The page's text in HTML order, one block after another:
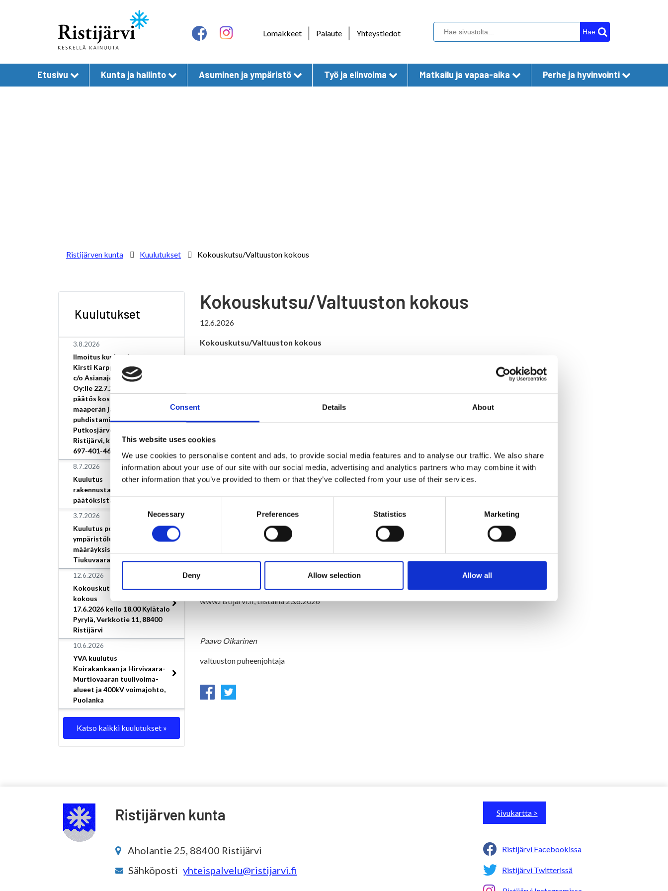
Consent Details About
This website uses cookies
We use cookies to personalise content and ads, to provide social media features and to analyse our traffic. We also share
information about your use of our site with our social media, advertising and analytics partners who may combine it with
other information that you’ve provided to them or that they’ve collected from your use of their services.
Consent
Necessary Preferences Statistics Marketing
Deny Allow selection Allow all
Lomakkeet | Palaute | Yhteystiedot Hae
Etusivu Kunta ja hallinto Asuminen ja ympäristö Työ ja elinvoima Matkailu ja vapaa-aika Perhe ja hyvinvointi
Ristijärven kunta Kuulutukset Kokouskutsu/Valtuuston kokous
Kuulutukset
3.8.2026
Ilmoitus kuulutuksesta
Kirsti Karppisen kuolinpesä
c/o Asianajotoimisto Amos
Oy:lle 22.7.2026 annettu
päätös koskee pilaantuneen
maaperän ja pohjaveden
puhdistamista osoitteessa
Putkosjärventie 28,
Ristijärvi, kiinteistötunnus
697-401-46-9.
8.7.2026
Kuulutus
rakennustarkastajan
päätöksistä
3.7.2026
Kuulutus poikkeamisesta
ympäristöluvan
määräyksistä, Loimaan Kivi
Tiukuvaara
12.6.2026
Kokouskutsu/Valtuuston
kokous
17.6.2026 kello 18.00 Kylätalo
Pyrylä, Verkkotie 11, 88400
Ristijärvi
10.6.2026
YVA kuulutus
Koirakankaan ja Hirvivaara-
Murtiovaaran tuulivoima-
alueet ja 400kV voimajohto,
Puolanka
Katso kaikki kuulutukset »
Kokouskutsu/Valtuuston kokous
12.6.2026
Kokouskutsu/Valtuuston kokous
1 Kokouksen laillisuus ja päätösvaltaisuus
2 Pöytäkirjantarkastajien valinta
3 Valtuustoaloite:hyvinvointialueen palveluiden säilyttäminen Ristijärvellä
4 Eropyyntö luottamustehtävistä Sotala Anssi
7 Arviointikertomus vuodelta 2025
Esityslista on luettavissa kunnan internetsivuilla: www.ristijarvi.fi
Kokouksen tarkistettu pöytäkirjan pidetään yleisesti nähtävillä kunnan internetsivuilla
www.ristijarvi.fi, tiistaina 23.6.2026
Paavo Oikarinen
valtuuston puheenjohtaja
Ristijärven kunta
Aholantie 25, 88400 Ristijärvi
Sähköposti yhteispalvelu@ristijarvi.fi
Sivukartta >
Ristijärvi Facebookissa
Ristijärvi Twitterissä